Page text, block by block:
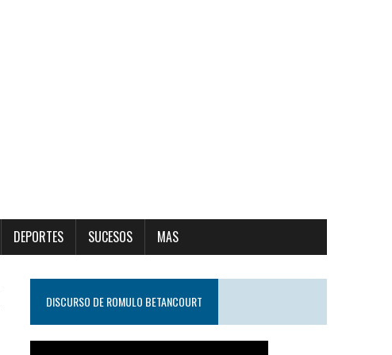
DEPORTES SUCESOS MAS
DISCURSO DE ROMULO BETANCOURT